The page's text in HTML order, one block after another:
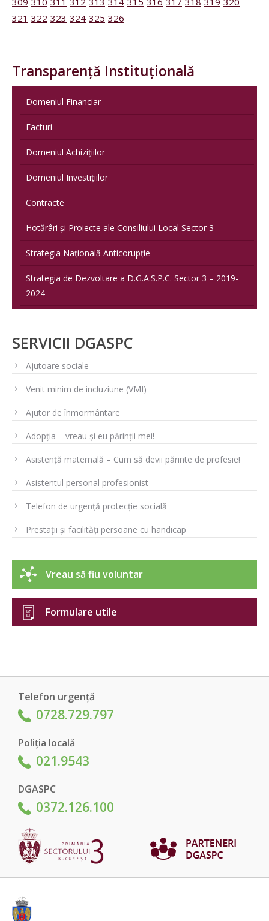
321 322 323 324 325 326
Transparență Instituțională
Domeniul Financiar
Facturi
Domeniul Achizițiilor
Domeniul Investițiilor
Contracte
Hotărâri și Proiecte ale Consiliului Local Sector 3
Strategia Națională Anticorupție
Strategia de Dezvoltare a D.G.A.S.P.C. Sector 3 – 2019-
2024
SERVICII DGASPC
Ajutoare sociale
Venit minim de incluziune (VMI)
Ajutor de înmormântare
Adopția – vreau și eu părinții mei!
Asistență maternală – Cum să devii părinte de profesie!
Asistentul personal profesionist
Telefon de urgență protecție socială
Prestații și facilități persoane cu handicap
Vreau să fiu voluntar
Formulare utile
Telefon urgență
0728.729.797
Poliția locală
021.9543
DGASPC
0372.126.100